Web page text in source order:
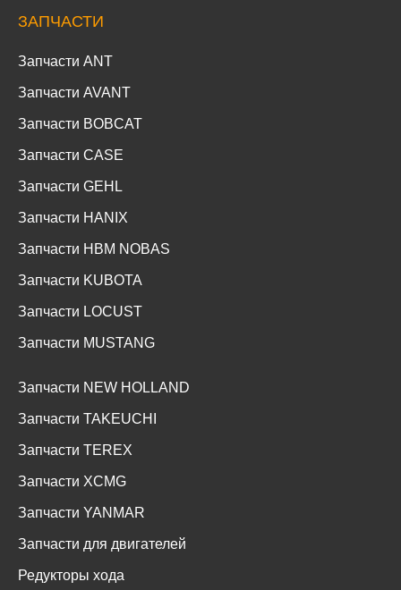
ЗАПЧАСТИ
Запчасти ANT
Запчасти AVANT
Запчасти BOBCAT
Запчасти CASE
Запчасти GEHL
Запчасти HANIX
Запчасти HBM NOBAS
Запчасти KUBOTA
Запчасти LOCUST
Запчасти MUSTANG
Запчасти NEW HOLLAND
Запчасти TAKEUCHI
Запчасти TEREX
Запчасти XCMG
Запчасти YANMAR
Запчасти для двигателей
Редукторы хода